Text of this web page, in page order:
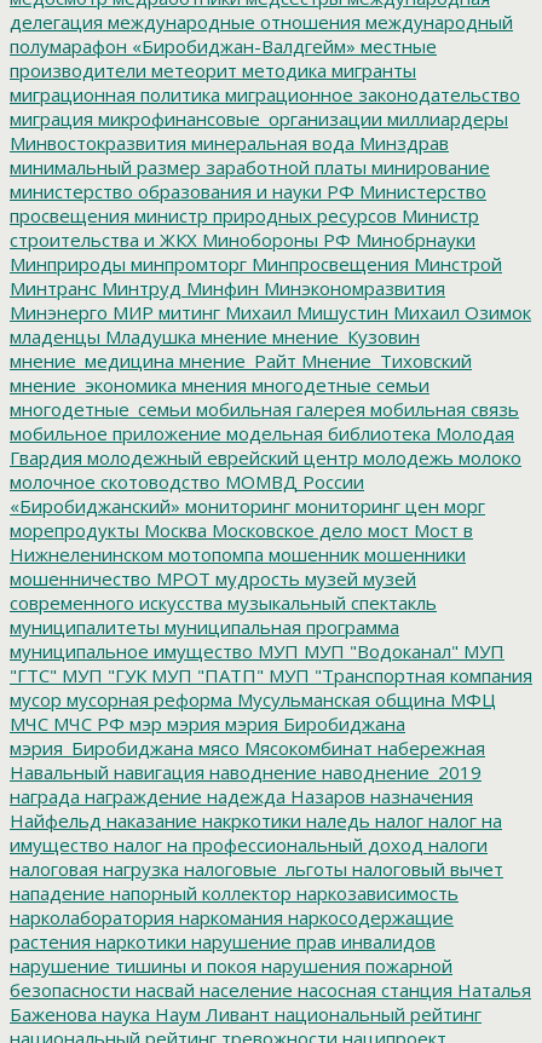
делегация международные отношения международный
полумарафон «Биробиджан-Валдгейм» местные
производители метеорит методика мигранты
миграционная политика миграционное законодательство
миграция микрофинансовые_организации миллиардеры
Минвостокразвития минеральная вода Минздрав
минимальный размер заработной платы минирование
министерство образования и науки РФ Министерство
просвещения министр природных ресурсов Министр
строительства и ЖКХ Минобороны РФ Минобрнауки
Минприроды минпромторг Минпросвещения Минстрой
Минтранс Минтруд Минфин Минэкономразвития
Минэнерго МИР митинг Михаил Мишустин Михаил Озимок
младенцы Младушка мнение мнение_Кузовин
мнение_медицина мнение_Райт Мнение_Тиховский
мнение_экономика мнения многодетные семьи
многодетные_семьи мобильная галерея мобильная связь
мобильное приложение модельная библиотека Молодая
Гвардия молодежный еврейский центр молодежь молоко
молочное скотоводство МОМВД России
«Биробиджанский» мониторинг мониторинг цен морг
морепродукты Москва Московское дело мост Мост в
Нижнеленинском мотопомпа мошенник мошенники
мошенничество МРОТ мудрость музей музей
современного искусства музыкальный спектакль
муниципалитеты муниципальная программа
муниципальное имущество МУП МУП "Водоканал" МУП
"ГТС" МУП "ГУК МУП "ПАТП" МУП "Транспортная компания
мусор мусорная реформа Мусульманская община МФЦ
МЧС МЧС РФ мэр мэрия мэрия Биробиджана
мэрия_Биробиджана мясо Мясокомбинат набережная
Навальный навигация наводнение наводнение_2019
награда награждение надежда Назаров назначения
Найфельд наказание накркотики наледь налог налог на
имущество налог на профессиональный доход налоги
налоговая нагрузка налоговые_льготы налоговый вычет
нападение напорный коллектор наркозависимость
нарколаборатория наркомания наркосодержащие
растения наркотики нарушение прав инвалидов
нарушение тишины и покоя нарушения пожарной
безопасности насвай население насосная станция Наталья
Баженова наука Наум Ливант национальный рейтинг
национальный рейтинг тревожности наципроект